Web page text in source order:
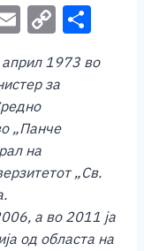
E
ai
l
C
o
p
Li
n
k
ar
1973 во
за
„Панче
на
„Св.
а во 2011 ја
од областа на